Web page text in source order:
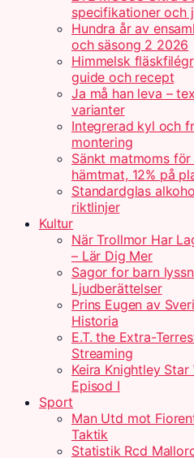
specifikationer och
Hundra år av
och säsong 2 2026
Himmelsk
guide och recept
Ja må han leva –
varianter
Integrerad kyl och
montering
Sänkt matmoms
hämtmat, 12% på
Standardglas
riktlinjer
Kultur
När Trollmor Har
– Lär Dig Mer
Sagor for barn
Ljudberättelser
Prins Eugen av
Historia
E.T. the Extra-
Streaming
Keira Knightley Star
Episod I
Sport
Man Utd mot
Taktik
Statistik Rcd